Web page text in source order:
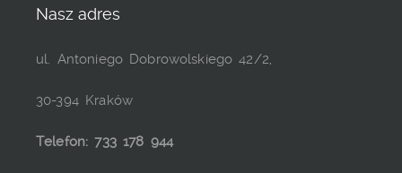
Nasz adres
ul. Antoniego Dobrowolskiego 42/2,
30-394 Kraków
Telefon: 733 178 944